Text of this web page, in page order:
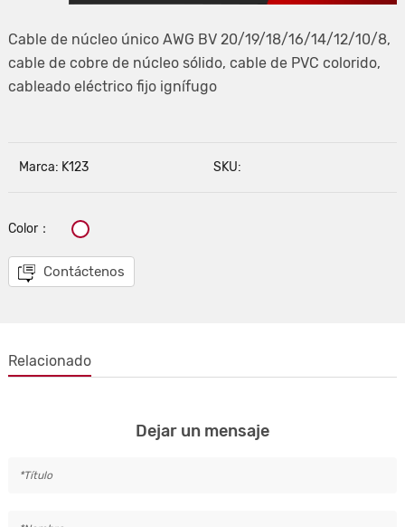
Cable de núcleo único AWG BV 20/19/18/16/14/12/10/8,
cable de cobre de núcleo sólido, cable de PVC colorido,
cableado eléctrico fijo ignífugo
Marca: K123 SKU:
Color：
Contáctenos
Relacionado
Dejar un mensaje